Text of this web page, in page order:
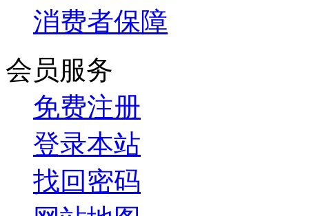
消费者保障
会员服务
免费注册
登录本站
找回密码